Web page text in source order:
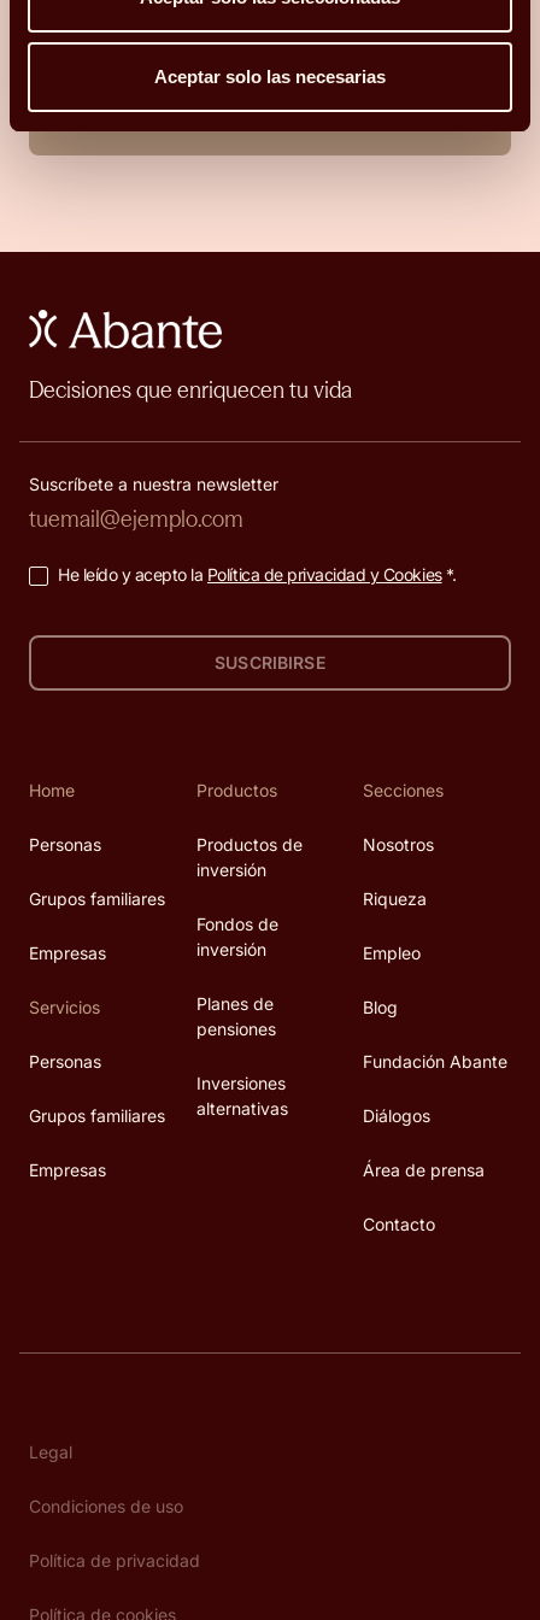
Aceptar solo las necesarias
Decisiones que enriquecen tu vida
Suscríbete a nuestra newsletter
He leído y acepto la Política de privacidad y Cookies*.
SUSCRIBIRSE
Home
Personas
Grupos familiares
Empresas
Servicios
Personas
Grupos familiares
Empresas
Productos
Productos de
inversión
Fondos de
inversión
Planes de
pensiones
Inversiones
alternativas
Secciones
Nosotros
Riqueza
Empleo
Blog
Fundación Abante
Diálogos
Área de prensa
Contacto
Legal
Condiciones de uso
Política de privacidad
Política de cookies